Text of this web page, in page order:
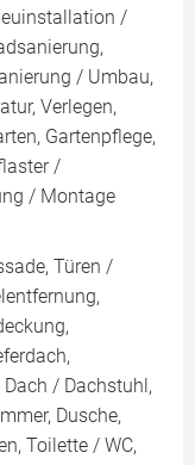
/
/ Umbau,
Verlegen,
Gartenpflege,
/
/ Montage
Türen /
/ Dachstuhl,
Dusche,
Toilette / WC,